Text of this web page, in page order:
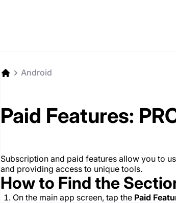
Android
Paid Features:
Subscription and paid features allow you to
and providing access to unique tools.
How to Find the
On the main app screen, tap the Paid